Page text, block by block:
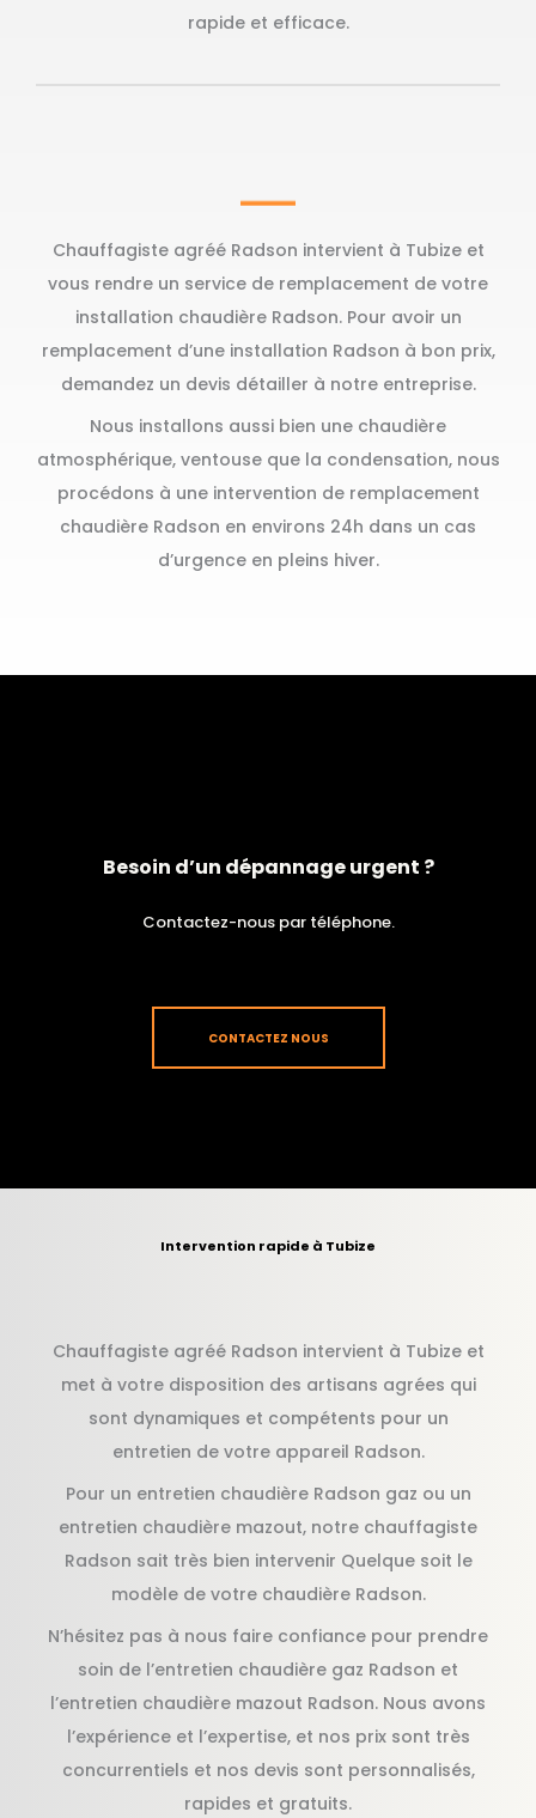
rapide et efficace.
Chauffagiste agréé Radson intervient à Tubize et
vous rendre un service de remplacement de votre
installation chaudière Radson. Pour avoir un
remplacement d’une installation Radson à bon prix,
demandez un devis détailler à notre entreprise.
Nous installons aussi bien une chaudière
atmosphérique, ventouse que la condensation, nous
procédons à une intervention de remplacement
chaudière Radson en environs 24h dans un cas
d’urgence en pleins hiver.
Besoin d’un dépannage urgent ?
Contactez-nous par téléphone.
CONTACTEZ NOUS
Intervention rapide à Tubize
Chauffagiste agréé Radson intervient à Tubize et
met à votre disposition des artisans agrées qui
sont dynamiques et compétents pour un
entretien de votre appareil Radson.
Pour un entretien chaudière Radson gaz ou un
entretien chaudière mazout, notre chauffagiste
Radson sait très bien intervenir Quelque soit le
modèle de votre chaudière Radson.
N’hésitez pas à nous faire confiance pour prendre
soin de l’entretien chaudière gaz Radson et
l’entretien chaudière mazout Radson. Nous avons
l’expérience et l’expertise, et nos prix sont très
concurrentiels et nos devis sont personnalisés,
rapides et gratuits.